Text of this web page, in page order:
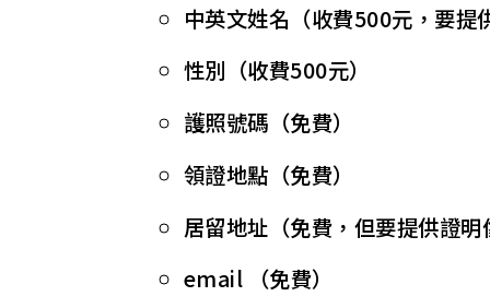
中英文姓名（收費500元，要提
性別（收費500元）
護照號碼（免費）
領證地點（免費）
居留地址（免費，但要提供證
email （免費）